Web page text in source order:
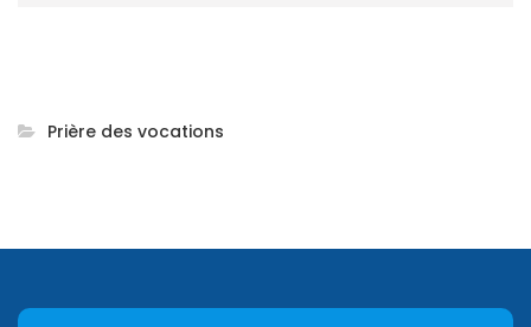
Prière des vocations